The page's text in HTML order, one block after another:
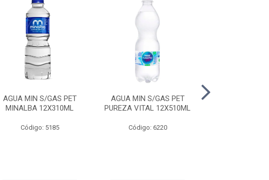
AGUA MIN S/GAS PET
MINALBA 12X310ML
Código: 5185
AGUA MIN S/GAS PET
PUREZA VITAL 12X510ML
Código: 6220